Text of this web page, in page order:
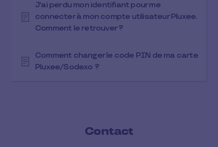
J'ai perdu mon identifiant pour me
connecter à mon compte utilisateur Pluxee.
Comment le retrouver ?
Comment changer le code PIN de ma carte
Pluxee/Sodexo ?
Contact